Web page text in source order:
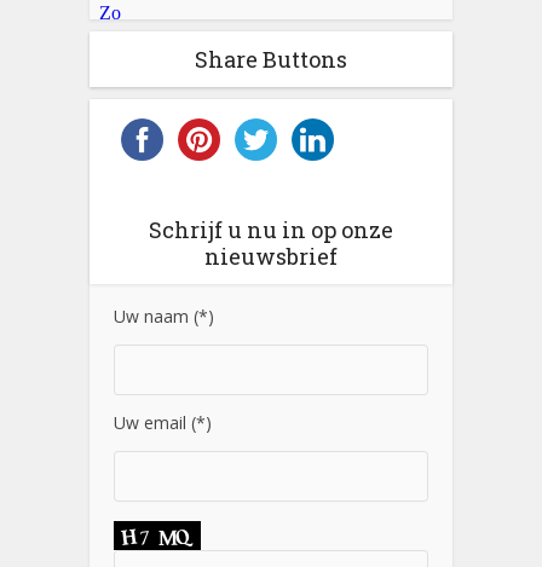
Share Buttons
Schrijf u nu in op onze
nieuwsbrief
Uw naam (*)
Uw email (*)